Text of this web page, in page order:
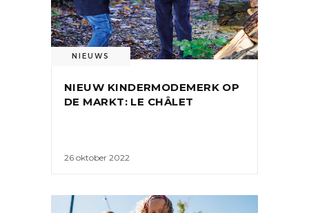
NIEUWS
NIEUW KINDERMODEMERK OP
DE MARKT: LE CHÂLET
26 oktober 2022